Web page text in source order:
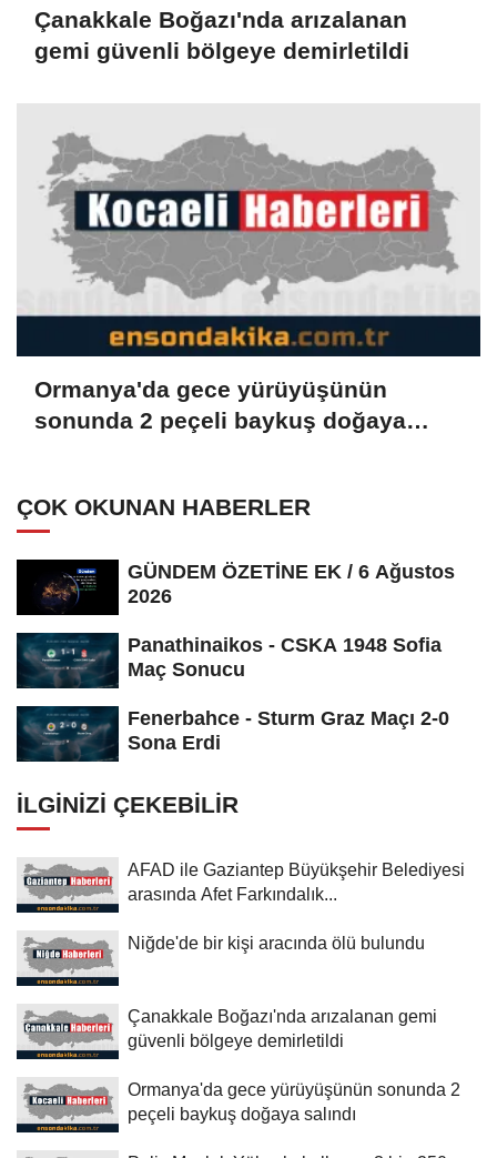
Çanakkale Boğazı'nda arızalanan
gemi güvenli bölgeye demirletildi
Ormanya'da gece yürüyüşünün
sonunda 2 peçeli baykuş doğaya
ÇOK OKUNAN HABERLER
GÜNDEM ÖZETİNE EK / 6 Ağustos
2026
Panathinaikos - CSKA 1948 Sofia
Maç Sonucu
Fenerbahce - Sturm Graz Maçı 2-0
Sona Erdi
İLGINIZI ÇEKEBILIR
AFAD ile Gaziantep Büyükşehir Belediyesi
arasında Afet Farkındalık...
Niğde'de bir kişi aracında ölü bulundu
Çanakkale Boğazı'nda arızalanan gemi
güvenli bölgeye demirletildi
Ormanya'da gece yürüyüşünün sonunda 2
peçeli baykuş doğaya salındı